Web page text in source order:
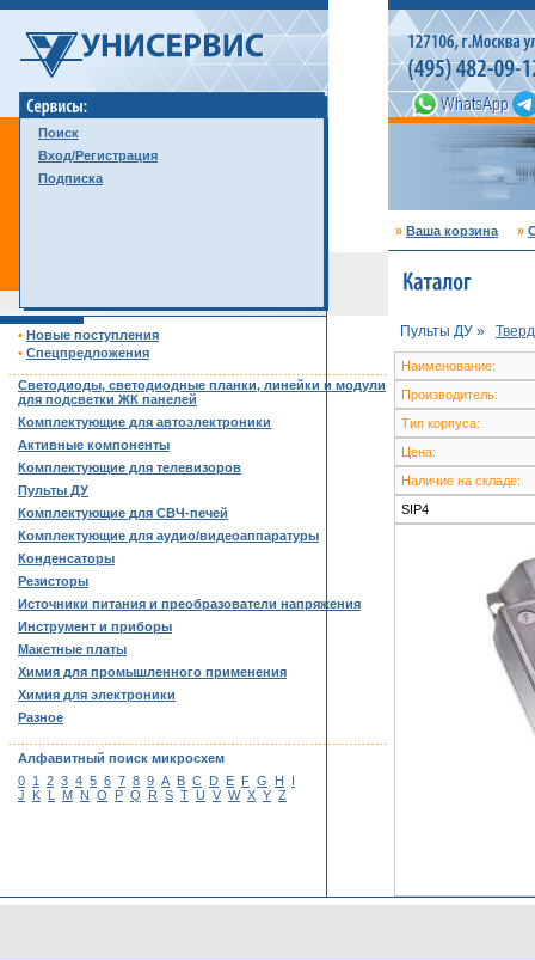
Поиск
Вход/Регистрация
Подписка
» Ваша корзина »
• Новые поступления
• Спецпредложения
Светодиоды, светодиодные планки, линейки и модули
для подсветки ЖК панелей
Комплектующие для автоэлектроники
Активные компоненты
Комплектующие для телевизоров
Пульты ДУ
Комплектующие для СВЧ-печей
Комплектующие для аудио/видеоаппаратуры
Конденсаторы
Резисторы
Источники питания и преобразователи напряжения
Инструмент и приборы
Макетные платы
Химия для промышленного применения
Химия для электроники
Разное
Алфавитный поиск микросхем
0 1 2 3 4 5 6 7 8 9 A B C D E F G H
I
J
K L M N O P Q R S T U V W X Y Z
Пульты ДУ »
Наименование:
Производитель:
Тип корпуса:
Цена:
Наличие на складе:
SIP4